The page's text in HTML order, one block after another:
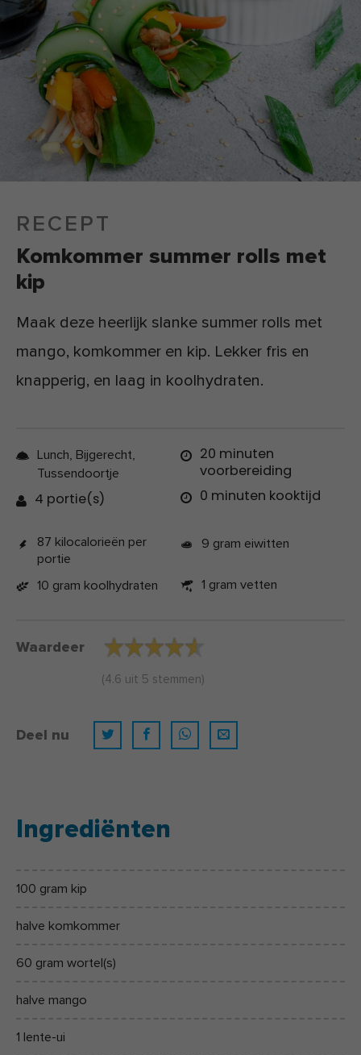
RECEPT
Komkommer summer rolls met
kip
Maak deze heerlijk slanke summer rolls met
mango, komkommer en kip. Lekker fris en
knapperig, en laag in koolhydraten.
Lunch, Bijgerecht,
Tussendoortje
4 portie(s)
20 minuten
voorbereiding
0 minuten kooktijd
87 kilocalorieën per
portie
9 gram eiwitten
10 gram koolhydraten 1 gram vetten
Waardeer
(4.6 uit 5 stemmen)
Deel nu
Ingrediënten
100 gram kip
halve komkommer
60 gram wortel(s)
halve mango
1 lente-ui